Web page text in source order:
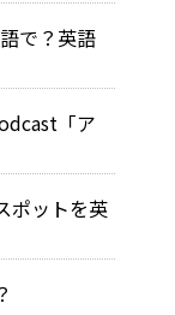
で？英語
「ア
ポットを英